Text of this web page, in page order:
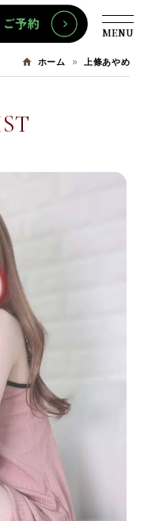
ホーム 上條あやめ
MENU